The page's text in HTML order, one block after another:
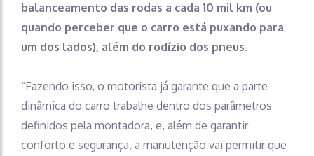
balanceamento das rodas a cada 10 mil km (ou
quando perceber que o carro está puxando para
um dos lados), além do rodízio dos pneus.
“Fazendo isso, o motorista já garante que a parte
dinâmica do carro trabalhe dentro dos parâmetros
definidos pela montadora, e, além de garantir
conforto e segurança, a manutenção vai permitir que